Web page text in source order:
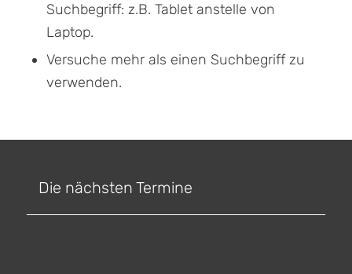
Suchbegriff: z.B. Tablet anstelle von
Laptop.
Versuche mehr als einen Suchbegriff zu
verwenden.
Die nächsten Termine